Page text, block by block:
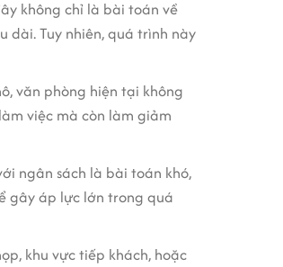
không chỉ là bài toán về
dài. Tuy nhiên, quá trình này
văn phòng hiện tại không
việc mà còn làm giảm
ngân sách là bài toán khó,
gây áp lực lớn trong quá
khu vực tiếp khách, hoặc